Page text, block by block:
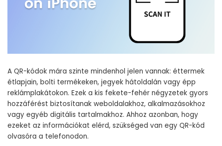
A QR-kódok mára szinte mindenhol jelen vannak: éttermek
étlapjain, bolti termékeken, jegyek hátoldalán vagy épp
reklámplakátokon. Ezek a kis fekete-fehér négyzetek gyors
hozzáférést biztosítanak weboldalakhoz, alkalmazásokhoz
vagy egyéb digitális tartalmakhoz. Ahhoz azonban, hogy
ezeket az információkat elérd, szükséged van egy QR-kód
olvasóra a telefonodon.